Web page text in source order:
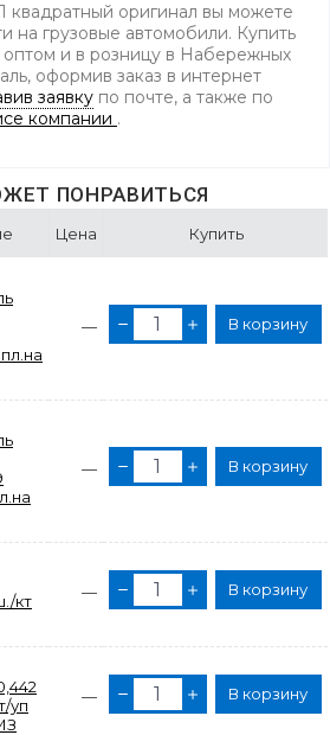
оригинал вы можете
на грузовые автомобили. Купить
и в розницу в Набережных
оформив заказ в интернет
заявку по почте, а также по
компании .
ПОНРАВИТЬСЯ
Цена Купить
— В корзину
— В корзину
кт
— В корзину
уп
— В корзину